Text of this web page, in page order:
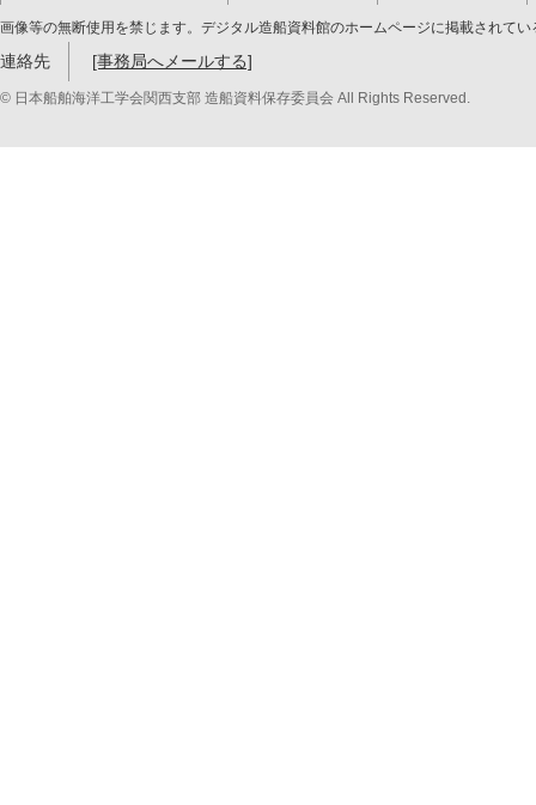
画像等の無断使用を禁じます。デジタル造船資料館のホームページに掲載されて
連絡先 [事務局へメールする]
© 日本船舶海洋工学会関西支部 造船資料保存委員会 All Rights Reserved.